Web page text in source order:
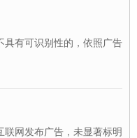
具有可识别性的，依照广告
网发布广告，未显著标明